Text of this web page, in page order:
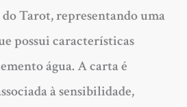
Tarot, representando uma
possui características
água. A carta é
à sensibilidade,